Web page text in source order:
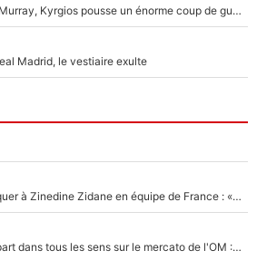
Victime de racisme contre Murray, Kyrgios pousse un énorme coup de gueule !
Madrid, le vestiaire exulte
Franck Ribéry a osé s'attaquer à Zinedine Zidane en équipe de France : «Je n'aurais jamais fait ça»
Medina, Rulli, Paixao... ça part dans tous les sens sur le mercato de l'OM : Frank McCourt va enfin récupérer l'argent qu'il attend ?